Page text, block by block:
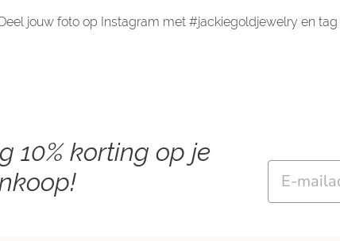
jouw foto op Instagram met #jackiegoldjewelry en tag
10% korting op je
Email